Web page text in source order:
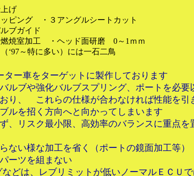
げ
グ ・３アングルシートカット
ガイド
工 ・ヘッド面研磨 0～1ｍｍ
特に多い）には一石二鳥
車をターゲットに製作しております
や強化バルブスプリング、ポートを必要
り、 これらの仕様が合わなければ性能を引
招く方向へと向かってしまいます
スク最小限、高効率のバランスに重点を
様な加工を省く（ポートの鏡面加工等）
ーツを組まない
どは、レブリミットが低いノーマルＥＣＵで